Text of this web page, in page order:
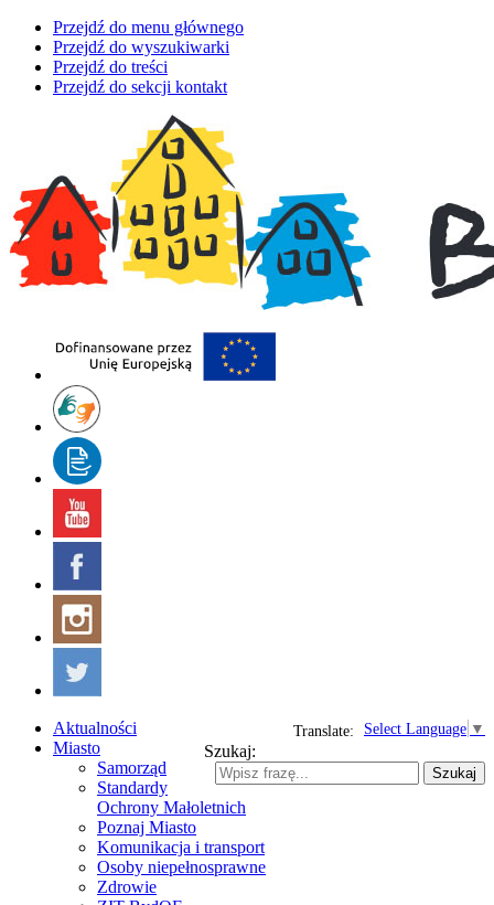
Przejdź do menu głównego
Przejdź do wyszukiwarki
Przejdź do treści
Przejdź do sekcji kontakt
Select Language ▼
Translate:
Szukaj:
Szukaj
Aktualności
Miasto
Samorząd
Standardy
Ochrony Małoletnich
Poznaj Miasto
Komunikacja i transport
Osoby niepełnosprawne
Zdrowie